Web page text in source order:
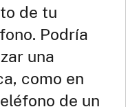
de tu
Podría
una
como en
de un